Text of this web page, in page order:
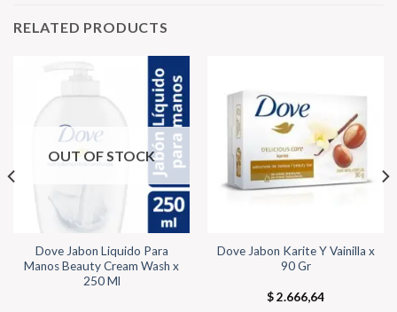
RELATED PRODUCTS
OUT OF STOCK
Dove Jabon Liquido Para
Manos Beauty Cream Wash x
250 Ml
Dove Jabon Karite Y Vainilla x
90 Gr
$2.666,64